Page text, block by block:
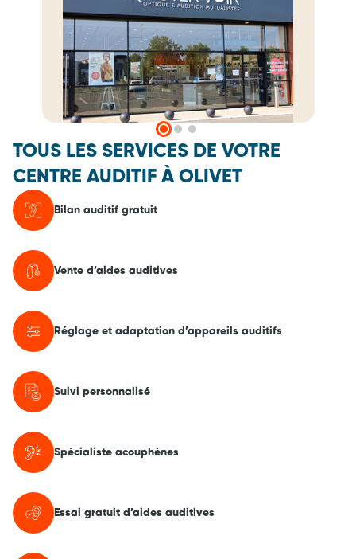
TOUS LES SERVICES DE VOTRE
CENTRE AUDITIF À OLIVET
Bilan auditif gratuit
Vente d’aides auditives
Réglage et adaptation d’appareils auditifs
Suivi personnalisé
Spécialiste acouphènes
Essai gratuit d’aides auditives